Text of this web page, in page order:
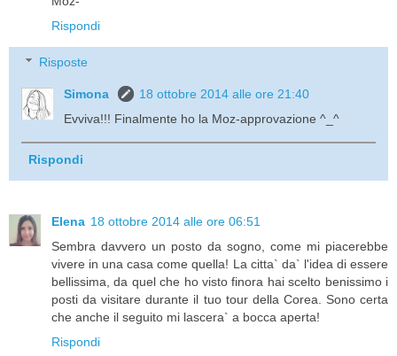
Rispondi
Risposte
Simona
18 ottobre 2014 alle ore 21:40
Evviva!!! Finalmente ho la Moz-approvazione ^_^
Rispondi
Elena 18 ottobre 2014 alle ore 06:51
Sembra davvero un posto da sogno, come mi piacerebbe
vivere in una casa come quella! La citta` da` l'idea di essere
bellissima, da quel che ho visto finora hai scelto benissimo i
posti da visitare durante il tuo tour della Corea. Sono certa
che anche il seguito mi lascera` a bocca aperta!
Rispondi